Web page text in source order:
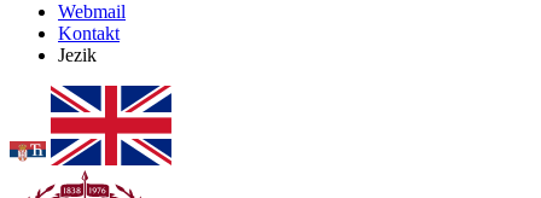
Webmail
Kontakt
Jezik